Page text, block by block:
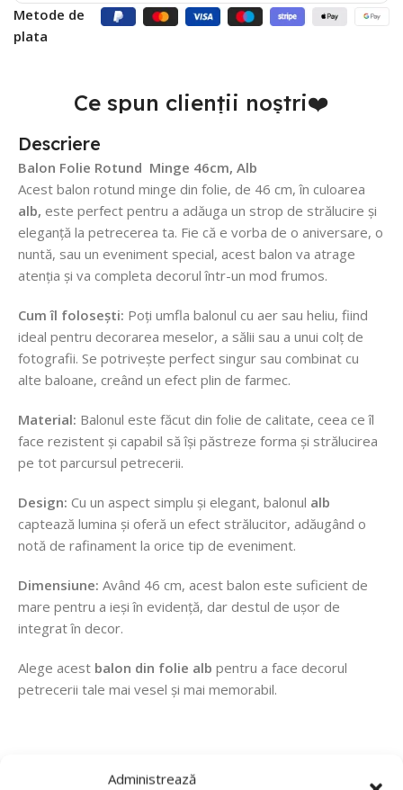
Administrează
Metode de
plata
Ce spun clienții noștri❤️
Descriere
Balon Folie Rotund Minge 46cm, Alb
Acest balon rotund minge din folie, de 46 cm, în culoarea
alb, este perfect pentru a adăuga un strop de strălucire și
eleganță la petrecerea ta. Fie că e vorba de o aniversare, o
nuntă, sau un eveniment special, acest balon va atrage
atenția și va completa decorul într-un mod frumos.
Cum îl folosești: Poți umfla balonul cu aer sau heliu, fiind
ideal pentru decorarea meselor, a sălii sau a unui colț de
fotografii. Se potrivește perfect singur sau combinat cu
alte baloane, creând un efect plin de farmec.
Material: Balonul este făcut din folie de calitate, ceea ce îl
face rezistent și capabil să își păstreze forma și strălucirea
pe tot parcursul petrecerii.
Design: Cu un aspect simplu și elegant, balonul alb
captează lumina și oferă un efect strălucitor, adăugând o
notă de rafinament la orice tip de eveniment.
Dimensiune: Având 46 cm, acest balon este suficient de
mare pentru a ieși în evidență, dar destul de ușor de
integrat în decor.
Alege acest balon din folie alb pentru a face decorul
petrecerii tale mai vesel și mai memorabil.
Recenzii de la clienti